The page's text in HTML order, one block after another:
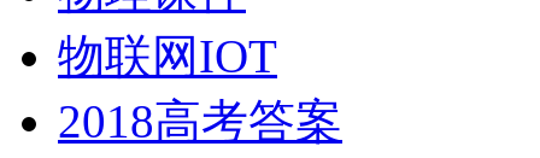
物联网IOT
2018高考答案